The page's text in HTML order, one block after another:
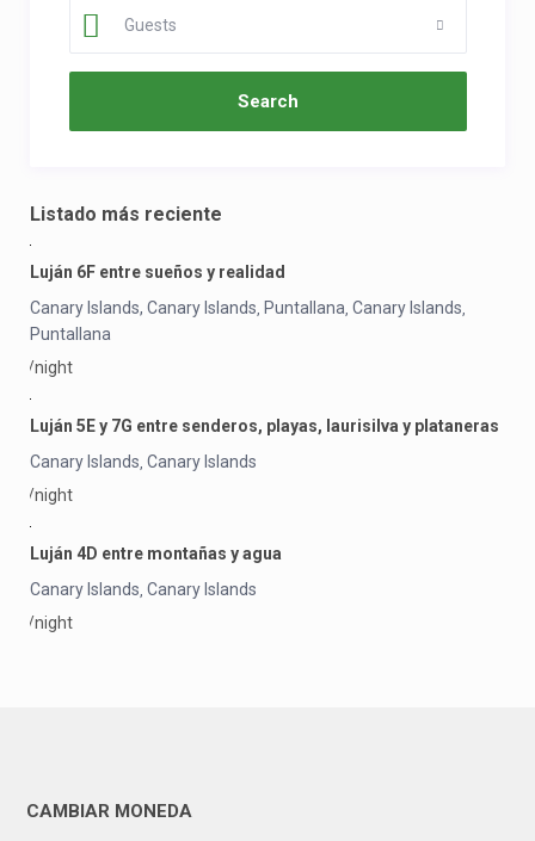
Guests
Listado más reciente
Luján 6F entre sueños y realidad
Canary Islands, Canary Islands, Puntallana, Canary Islands,
Puntallana
/night
Luján 5E y 7G entre senderos, playas, laurisilva y plataneras
Canary Islands, Canary Islands
/night
Luján 4D entre montañas y agua
Canary Islands, Canary Islands
/night
CAMBIAR MONEDA